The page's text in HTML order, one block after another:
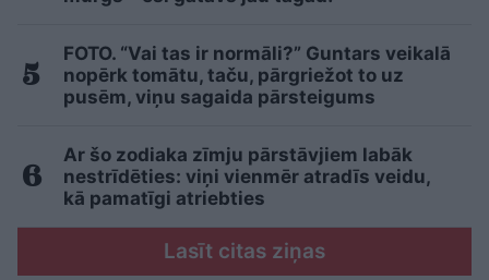
FOTO. “Vai tas ir normāli?” Guntars veikalā
nopērk tomātu, taču, pārgriežot to uz
pusēm, viņu sagaida pārsteigums
Ar šo zodiaka zīmju pārstāvjiem labāk
nestrīdēties: viņi vienmēr atradīs veidu,
kā pamatīgi atriebties
Lasīt citas ziņas